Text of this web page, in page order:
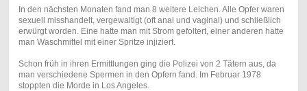
In den nächsten Monaten fand man 8 weitere Leichen. Alle Opfer waren
sexuell misshandelt, vergewaltigt (oft anal und vaginal) und schließlich
erwürgt worden. Eine hatte man mit Strom gefoltert, einer anderen hatte
man Waschmittel mit einer Spritze injiziert.
Schon früh in ihren Ermittlungen ging die Polizei von 2 Tätern aus, da
man verschiedene Spermen in den Opfern fand. Im Februar 1978
stoppten die Morde in Los Angeles.